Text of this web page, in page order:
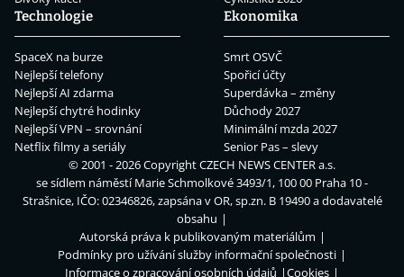
Technologie
SpaceX na burze
Nejlepší telefony
Nejlepší AI zdarma
Nejlepší chytré hodinky
Nejlepší VPN – srovnání
Netflix filmy a seriály
Ekonomika
Smrt OSVČ
Spořicí účty
Superdávka – změny
Důchody 2027
Minimální mzda 2027
Senior Pas – slevy
© 2001 - 2026 CopyrightCZECH NEWS CENTER a.s.
se sídlem náměstí Marie Schmolkové 3493/1, 100 00 Praha 10 -
Strašnice, IČO: 02346826, zapsána v OR, sp.zn. B 19490 a dodavatelé
obsahu
Autorská práva k publikovaným materiálům
Podmínky pro užívání služby informační společnosti
Informace o zpracování osobních údajů
Cookies